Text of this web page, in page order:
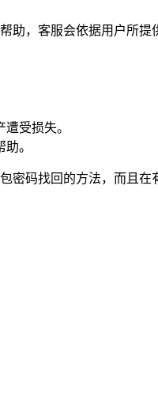
，客服会依据用户所提
受损失。
。
码找回的方法，而且